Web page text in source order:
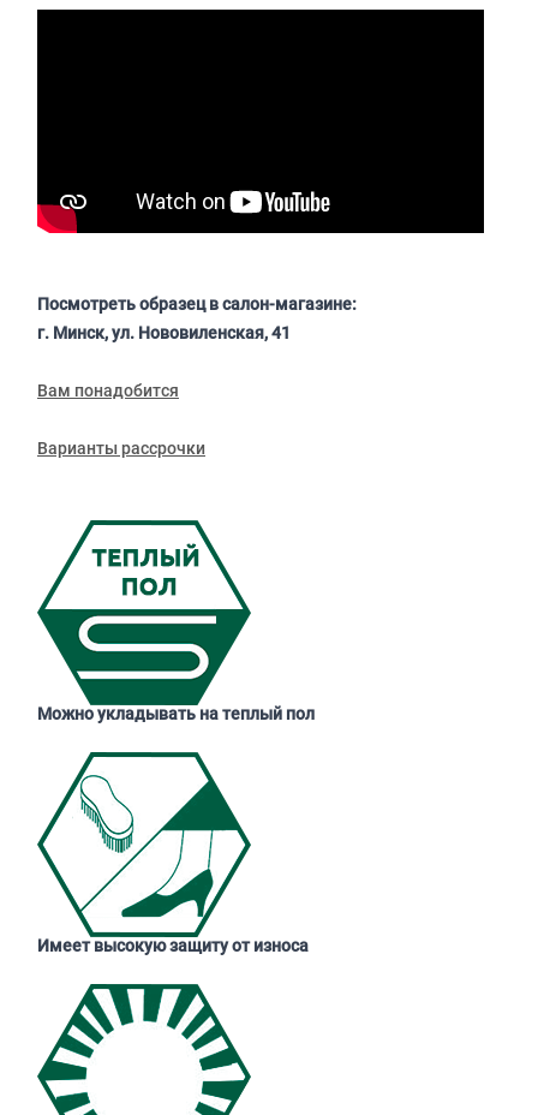
Посмотреть образец в салон-магазине:
г. Минск, ул. Нововиленская, 41
Вам понадобится
Варианты рассрочки
Можно укладывать на теплый пол
Имеет высокую защиту от износа